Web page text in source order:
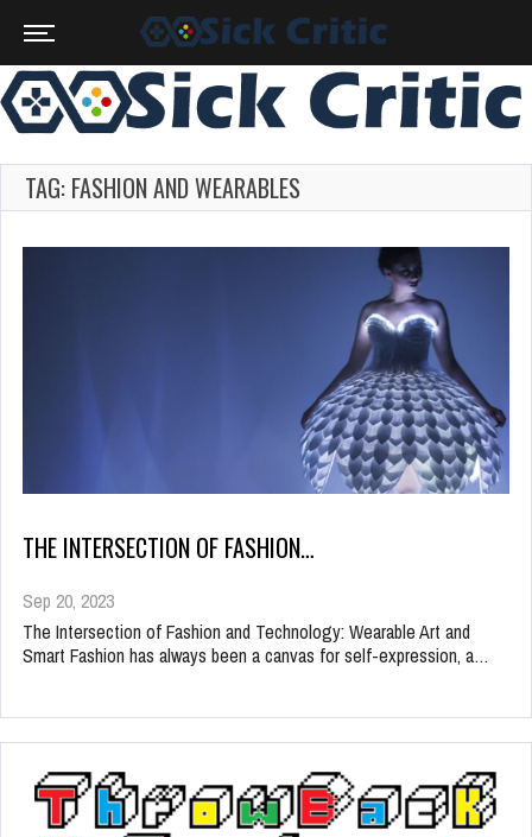
TAG: FASHION AND WEARABLES
THE INTERSECTION OF FASHION…
Sep 20, 2023
The Intersection of Fashion and Technology: Wearable Art and
Smart Fashion has always been a canvas for self-expression, a…